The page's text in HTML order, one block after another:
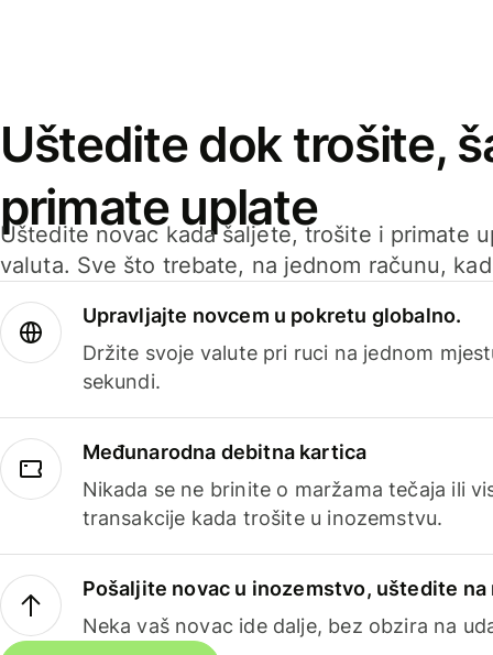
Uštedite dok trošite,
primate uplate
Uštedite novac kada šaljete, trošite i primate
valuta. Sve što trebate, na jednom računu,
Upravljajte novcem u pokretu globalno.
Držite svoje valute pri ruci na jednom
sekundi.
Međunarodna debitna kartica
Nikada se ne brinite o maržama tečaja ili
transakcije kada trošite u inozemstvu.
Pošaljite novac u inozemstvo, uštedite na
Neka vaš novac ide dalje, bez obzira na